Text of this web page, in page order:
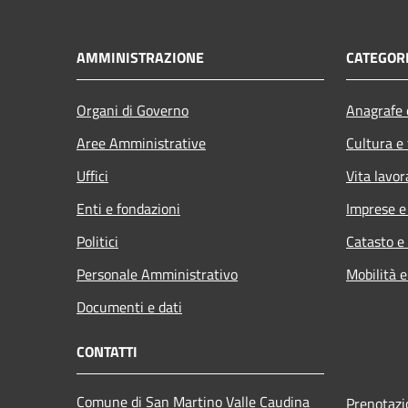
AMMINISTRAZIONE
Organi di Governo
Aree Amministrative
Uffici
Enti e fondazioni
Politici
Personale Amministrativo
Documenti e dati
Cultura
Vita
Imprese
Catasto
Mobilità
CONTATTI
Comune di San Martino Valle Caudina